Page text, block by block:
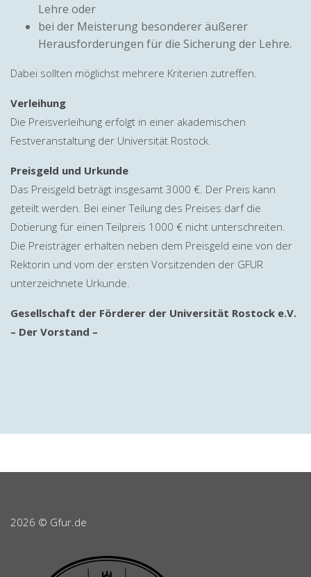
Lehre oder
bei der Meisterung besonderer äußerer
Herausforderungen für die Sicherung der Lehre.
Dabei sollten möglichst mehrere Kriterien zutreffen.
Verleihung
Die Preisverleihung erfolgt in einer akademischen
Festveranstaltung der Universität Rostock.
Preisgeld und Urkunde
Das Preisgeld beträgt insgesamt 3000 €. Der Preis kann
geteilt werden. Bei einer Teilung des Preises darf die
Dotierung für einen Teilpreis 1000 € nicht unterschreiten.
Die Preisträger erhalten neben dem Preisgeld eine von der
Rektorin und vom der ersten Vorsitzenden der GFUR
unterzeichnete Urkunde.
Gesellschaft der Förderer der Universität Rostock e.V.
– Der Vorstand –
2026 © Gfur.de